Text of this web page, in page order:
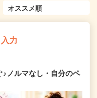
力
ノルマなし・自分のペ